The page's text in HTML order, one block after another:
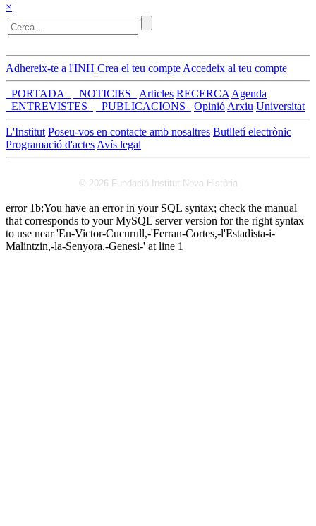
×
Adhereix-te a l'INH Crea el teu compte Accedeix al teu compte
_PORTADA_ _NOTICIES_ Articles RECERCA Agenda
_ENTREVISTES_
_PUBLICACIONS_ Opinió Arxiu Universitat
L'Institut Poseu-vos en contacte amb nosaltres Butlletí electrònic
Programació d'actes Avís legal
© 2026 Fundació Institut Nova Història
error 1b:You have an error in your SQL syntax; check the manual
that corresponds to your MySQL server version for the right syntax
to use near 'En-Victor-Cucurull,-'Ferran-Cortes,-l'Estadista-i-
Malintzin,-la-Senyora.-Genesi-' at line 1